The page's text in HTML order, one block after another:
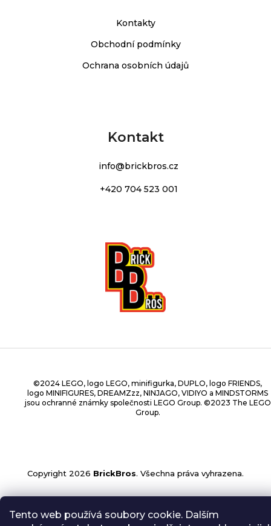
Tento web používá soubory cookie. Dalším
Kontakty
Obchodní podmínky
Ochrana osobních údajů
Kontakt
info@brickbros.cz
+420 704 523 001
©2024 LEGO, logo LEGO, minifigurka, DUPLO, logo FRIENDS,
logo MINIFIGURES, DREAMZzz, NINJAGO, VIDIYO a MINDSTORMS
jsou ochranné známky společnosti LEGO Group. ©2023 The LEGO
Group.
Copyright 2026 BrickBros. Všechna práva vyhrazena.